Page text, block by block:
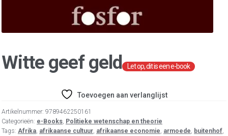
Witte geef geld
Toevoegen aan verlanglijst
Artikelnummer: 9789462250161
Categorieën: e-Books, Politieke wetenschap en theorie
Tags: Afrika, afrikaanse cultuur, afrikaanse economie, armoede, buitenhof,